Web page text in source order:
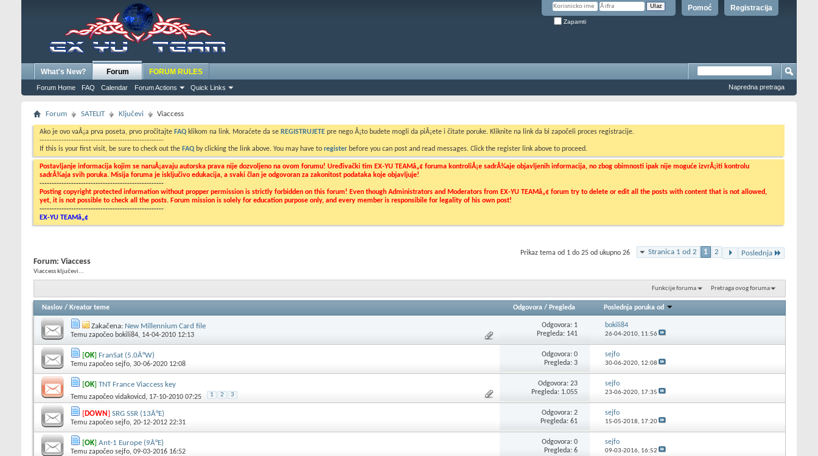
Registracija
Pomoć
Zapamti
What's New? Forum
Forum Home FAQ Calendar Forum Actions Quick Links
FORUM RULES
Napredna pretraga
Forum SATELIT Ključevi Viaccess
Ako je ovo vaÅ¡a prva poseta, prvo pročitajte FAQ klikom na link. Moraćete da se REGISTRUJETE pre nego Å¡to budete mogli da piÅ¡ete i čitate poruke. Kliknite na link da bi započeli proces registracije.
---------------------------------------------------
If this is your first visit, be sure to check out the FAQ by clicking the link above. You may have to register before you can post and read messages. Click the register link above to proceed.
Postavljanje informacija kojim se naruÅ¡avaju autorska prava nije dozvoljeno na ovom forumu! Uređivački tim EX-YU TEAMâ„¢ foruma kontroliÅ¡e sadrÅ¾aje objavljenih informacija, no zbog obimnosti ipak nije moguće izvrÅ¡iti kontrolu
sadrÅ¾aja svih poruka. Misija foruma je isključivo edukacija, a svaki član je odgovoran za zakonitost podataka koje objavljuje!
---------------------------------------------------
Posting copyright protected information without propper permission is strictly forbidden on this forum! Even though Administrators and Moderators from EX-YU TEAMâ„¢ forum try to delete or edit all the posts with content that is not allowed,
yet, it is not possible to check all the posts. Forum mission is solely for education purpose only, and every member is responsibile for legality of his own post!
---------------------------------------------------
EX-YU TEAMâ„¢
Stranica 1 od 2 1 2 Poslednja
Prikaz tema od 1 do 25 od ukupno 26
Forum: Viaccess
Viaccess ključevi...
Funkcije foruma Pretraga ovog foruma
Naslov / Kreator teme Odgovora / Pregleda Poslednja poruka od
Zakačena: New Millennium Card file
Temu započeo bokili84, 14-04-2010 12:13
Odgovora: 1
Pregleda: 141
bokili84
26-04-2010, 11:56
[OK] FranSat (5.0Â°W)
Temu započeo sejfo, 30-06-2020 12:08
Odgovora: 0
Pregleda: 3
sejfo
30-06-2020, 12:08
[OK] TNT France Viaccess key
Temu započeo vidakovicd, 17-10-2010 07:25 1 2 3
Odgovora: 23
Pregleda: 1.055
sejfo
23-06-2020, 17:35
[DOWN] SRG SSR (13Â°E)
Temu započeo sejfo, 20-12-2012 22:31
Odgovora: 2
Pregleda: 61
sejfo
15-05-2018, 17:20
[OK] Ant-1 Europe (9Â°E)
Temu započeo sejfo, 09-03-2016 16:52
Odgovora: 0
Pregleda: 6
sejfo
09-03-2016, 16:52